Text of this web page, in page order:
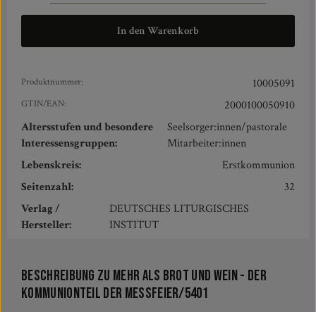
In den Warenkorb
Produktnummer: 10005091
GTIN/EAN:
2000100050910
Altersstufen und besondere
Interessensgruppen:
Seelsorger:innen/pastorale
Mitarbeiter:innen
Lebenskreis:
Erstkommunion
Seitenzahl:
32
Verlag /
Hersteller:
DEUTSCHES LITURGISCHES
INSTITUT
Beschreibung zu Mehr als Brot und Wein - Der
Kommunionteil der Messfeier/5401